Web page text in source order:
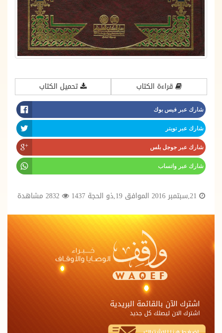
قراءة الكتاب تحميل الكتاب
شارك عبر فيس بوك
شارك عبر تويتر
شارك عبر جوجل بلس
شارك عبر واتساب
2832 مشاهدة
اشترك الآن بالقائمة البريدية
اشترك الان ليصلك كل جديد